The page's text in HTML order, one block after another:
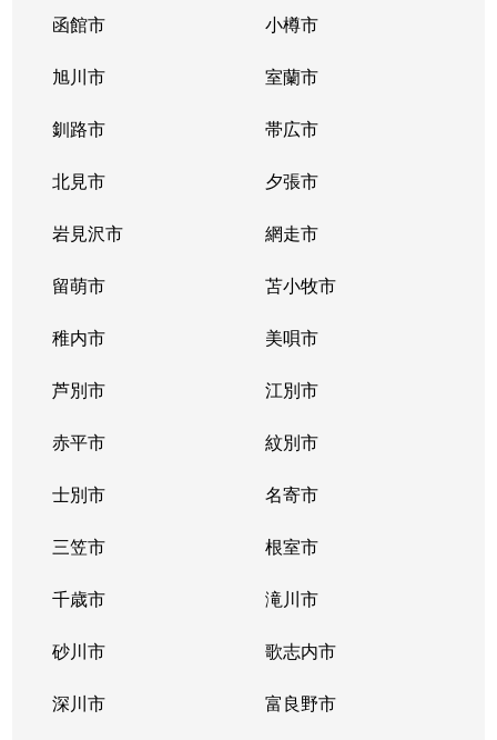
函館市 小樽市
旭川市 室蘭市
釧路市 帯広市
北見市 夕張市
岩見沢市 網走市
留萌市 苫小牧市
稚内市 美唄市
芦別市 江別市
赤平市 紋別市
士別市 名寄市
三笠市 根室市
千歳市 滝川市
砂川市 歌志内市
深川市 富良野市